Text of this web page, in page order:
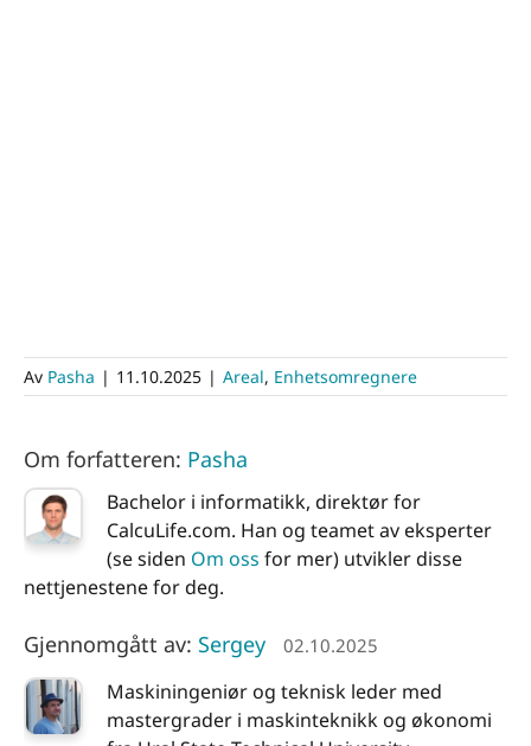
Av Pasha | 11.10.2025 | Areal, Enhetsomregnere
Om forfatteren: Pasha
Bachelor i informatikk, direktør for
CalcuLife.com. Han og teamet av eksperter
(se siden Om oss for mer) utvikler disse
nettjenestene for deg.
Gjennomgått av: Sergey 02.10.2025
Maskiningeniør og teknisk leder med
mastergrader i maskinteknikk og økonomi